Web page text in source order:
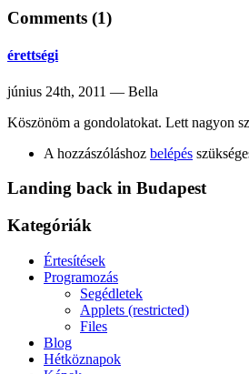
Comments (1)
érettségi
június 24th, 2011 — Bella
Köszönöm a gondolatokat. Lett nagyon
A hozzászóláshoz belépés
Landing back in Budapest
Kategóriák
Értesítések
Programozás
Segédletek
Applets (restricted)
Files
Blog
Hétköznapok